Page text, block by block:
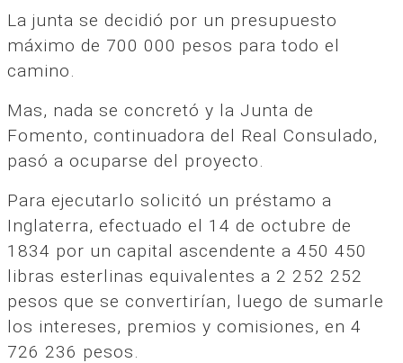
La junta se decidió por un presupuesto
máximo de 700 000 pesos para todo el
camino.
Mas, nada se concretó y la Junta de
Fomento, continuadora del Real Consulado,
pasó a ocuparse del proyecto.
Para ejecutarlo solicitó un préstamo a
Inglaterra, efectuado el 14 de octubre de
1834 por un capital ascendente a 450 450
libras esterlinas equivalentes a 2 252 252
pesos que se convertirían, luego de sumarle
los intereses, premios y comisiones, en 4
726 236 pesos.